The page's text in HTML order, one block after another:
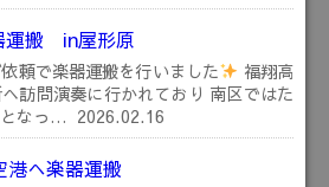
運搬 in屋形原
頼で楽器運搬を行いました
福翔高
訪問演奏に行かれており 南区ではた
となっ… 2026.02.16
港へ楽器運搬